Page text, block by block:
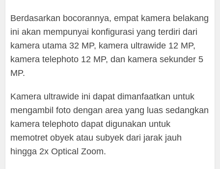
Berdasarkan bocorannya, empat kamera belakang
ini akan mempunyai konfigurasi yang terdiri dari
kamera utama 32 MP, kamera ultrawide 12 MP,
kamera telephoto 12 MP, dan kamera sekunder 5
MP.
Kamera ultrawide ini dapat dimanfaatkan untuk
mengambil foto dengan area yang luas sedangkan
kamera telephoto dapat digunakan untuk
memotret obyek atau subyek dari jarak jauh
hingga 2x Optical Zoom.